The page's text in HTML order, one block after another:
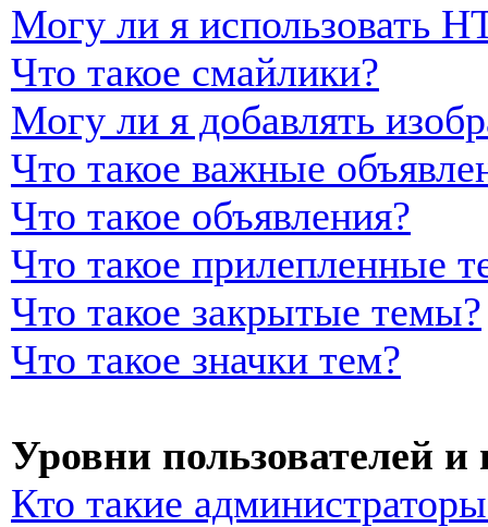
Могу ли я использовать
Что такое смайлики?
Могу ли я добавлять
Что такое важные
Что такое объявления?
Что такое прилепленные
Что такое закрытые темы?
Что такое значки тем?
Уровни пользователей
Кто такие